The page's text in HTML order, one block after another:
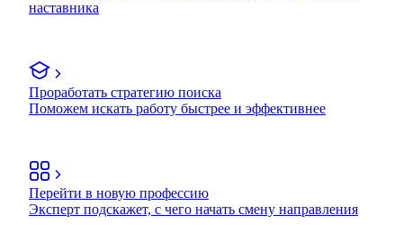
наставника
Проработать стратегию поиска
Поможем искать работу быстрее и эффективнее
Перейти в новую профессию
Эксперт подскажет, с чего начать смену направления